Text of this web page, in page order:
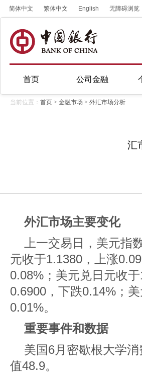
简体中文 繁体中文 English 无障碍浏览
首页 公司金融
当前位置： 首页 > 金融市场 > 外汇市场分析
汇
外汇市场主要变化
上一交易日，美元指
元收于1.1380，上涨
0.08%；美元兑日元收
0.6900，下跌0.14%；
0.01%。
重要事件和数据
美国6月密歇根大学
值48.9。